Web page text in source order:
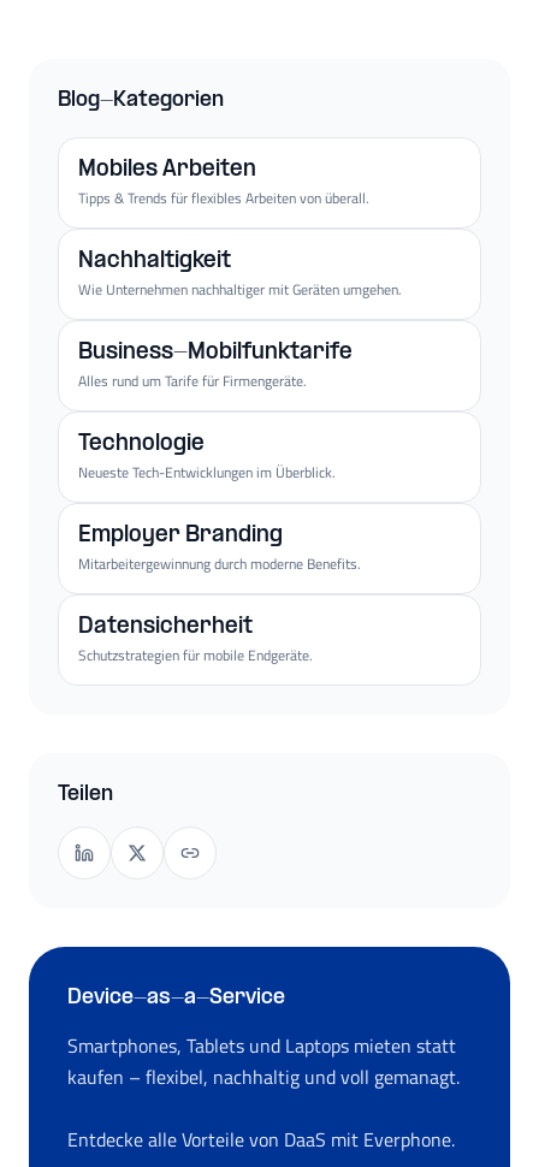
Blog-Kategorien
Mobiles Arbeiten
Tipps & Trends für flexibles Arbeiten von überall.
Nachhaltigkeit
Wie Unternehmen nachhaltiger mit Geräten umgehen.
Business-Mobilfunktarife
Alles rund um Tarife für Firmengeräte.
Technologie
Neueste Tech-Entwicklungen im Überblick.
Employer Branding
Mitarbeitergewinnung durch moderne Benefits.
Datensicherheit
Schutzstrategien für mobile Endgeräte.
Teilen
Device-as-a-Service
Smartphones, Tablets und Laptops mieten statt
kaufen – flexibel, nachhaltig und voll gemanagt.
Entdecke alle Vorteile von DaaS mit Everphone.